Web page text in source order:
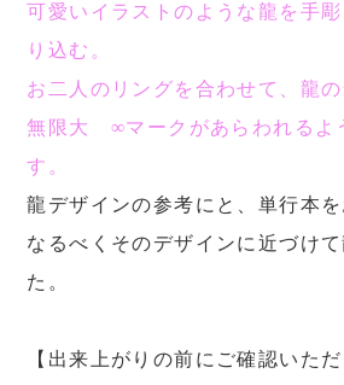
可愛いイラストのような龍を手
り込む。
お二人のリングを合わせて、龍
無限大 ∞マークがあらわれるよ
す。
龍デザインの参考にと、単行本
なるべくそのデザインに近づけ
た。
【出来上がりの前にご確認いた